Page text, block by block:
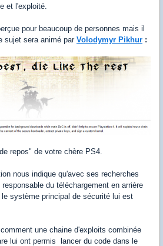
et l'exploité.
pour beaucoup de personnes mais il
sujet sera animé par Volodymyr Pikhur :
repos" de votre chère PS4.
nous indique qu'avec ses recherches
du téléchargement en arrière
système principal de sécurité lui est
une chaine d'exploits combinée
lui ont permis lancer du code dans le